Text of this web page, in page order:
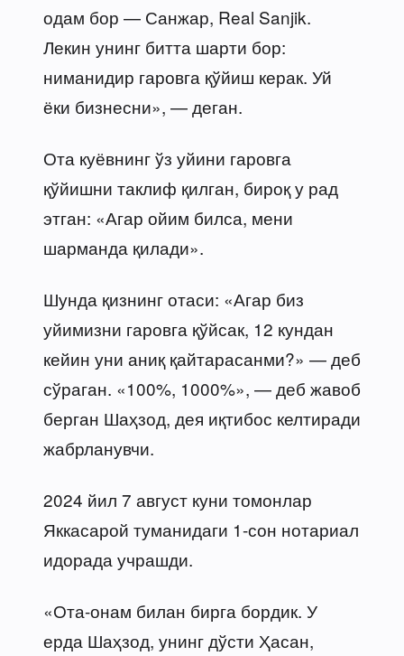
одам бор — Санжар, Real Sanjik.
Лекин унинг битта шарти бор:
ниманидир гаровга қўйиш керак. Уй
ёки бизнесни», — деган.
Ота куёвнинг ўз уйини гаровга
қўйишни таклиф қилган, бироқ у рад
этган: «Агар ойим билса, мени
шарманда қилади».
Шунда қизнинг отаси: «Агар биз
уйимизни гаровга қўйсак, 12 кундан
кейин уни аниқ қайтарасанми?» — деб
сўраган. «100%, 1000%», — деб жавоб
берган Шаҳзод, дея иқтибос келтиради
жабрланувчи.
2024 йил 7 август куни томонлар
Яккасарой туманидаги 1-сон нотариал
идорада учрашди.
«Ота-онам билан бирга бордик. У
ерда Шаҳзод, унинг дўсти Ҳасан,